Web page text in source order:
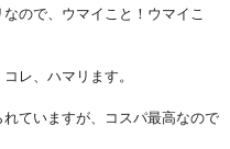
ので、ウマイこと！ウマイこ
レ、ハマリます。
ていますが、コスパ最高なので